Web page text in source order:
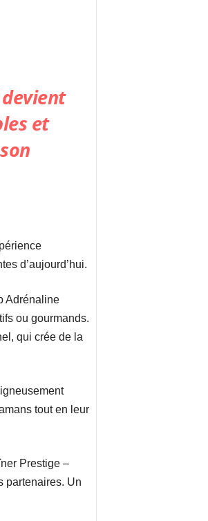
et
d’aujourd’hui.
Adrénaline
ou gourmands.
qui crée de la
tout en leur
Prestige –
partenaires. Un